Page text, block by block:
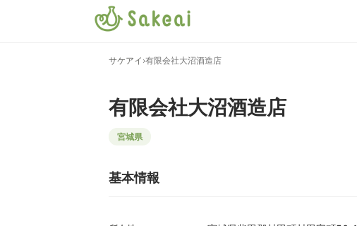
サケアイ ›有限会社大沼酒造店
有限会社大沼酒造店
宮城県
基本情報